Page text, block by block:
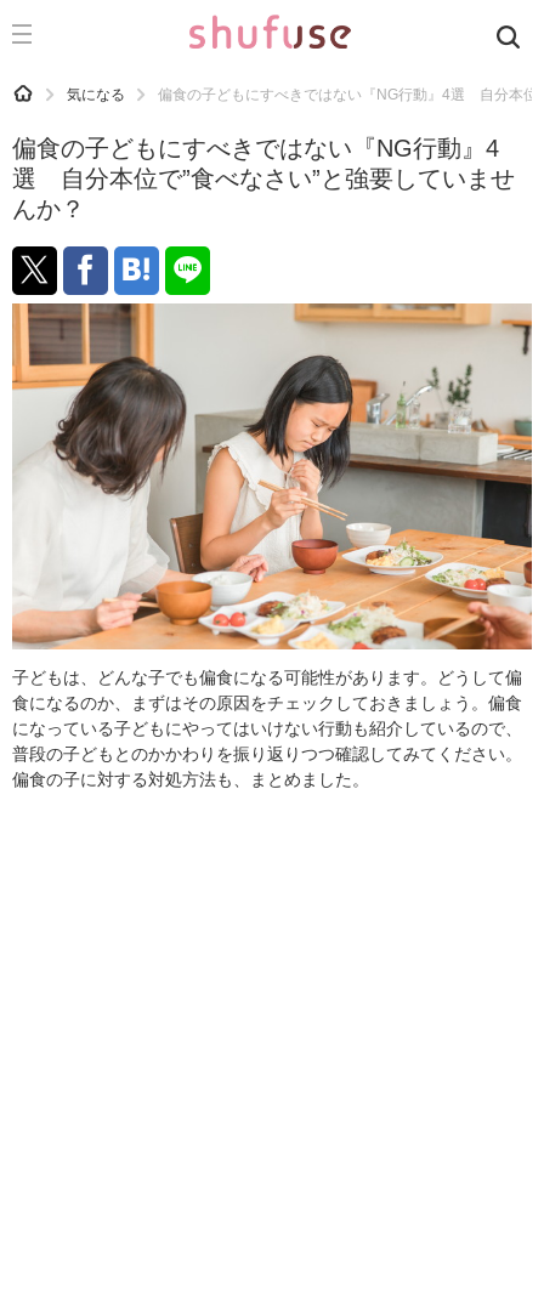
CATEGORY 記事カテゴリ
運気
洗濯
生活の知恵
お金
掃除
マナー
趣味
食材辞典
HOME 気になる 偏食の子どもにすべきではない『NG行動』4選 自分本位
偏食の子どもにすべきではない『NG行動』4
選 自分本位で”食べなさい”と強要していませ
んか？
子どもは、どんな子でも偏食になる可能性があります。どうして偏
食になるのか、まずはその原因をチェックしておきましょう。偏食
になっている子どもにやってはいけない行動も紹介しているので、
普段の子どもとのかかわりを振り返りつつ確認してみてください。
偏食の子に対する対処方法も、まとめました。